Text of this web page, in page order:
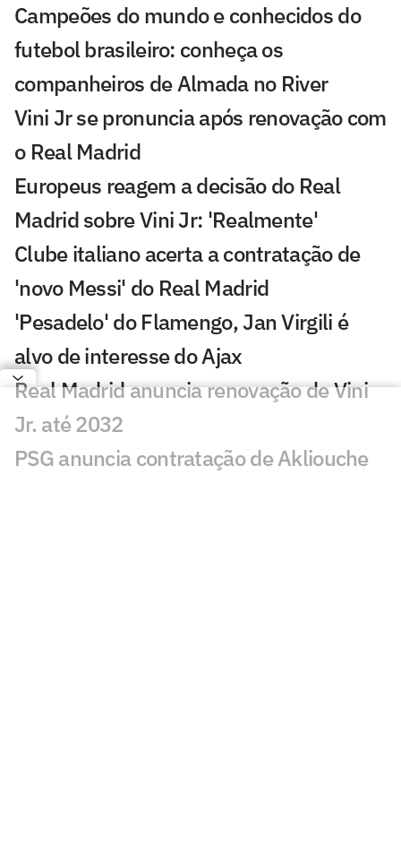
Campeões do mundo e conhecidos do
futebol brasileiro: conheça os
companheiros de Almada no River
Vini Jr se pronuncia após renovação com
o Real Madrid
Europeus reagem a decisão do Real
Madrid sobre Vini Jr: 'Realmente'
Clube italiano acerta a contratação de
'novo Messi' do Real Madrid
'Pesadelo' do Flamengo, Jan Virgili é
alvo de interesse do Ajax
Real Madrid anuncia renovação de Vini
Jr. até 2032
PSG anuncia contratação de Akliouche